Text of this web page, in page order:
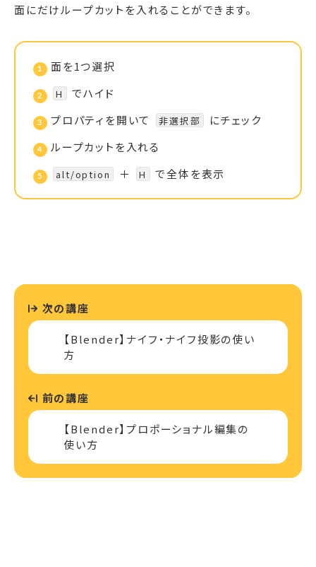
面にだけループカットを入れることができます。
面を1つ選択
H
でハイド
プロパティを開いて
非選択部
にチェック
ループカットを入れる
alt/option ＋ H で全体を表示
次の講座
【Blender】ナイフ・ナイフ投影の使い
方
前の講座
【Blender】プロポーショナル編集の
使い方